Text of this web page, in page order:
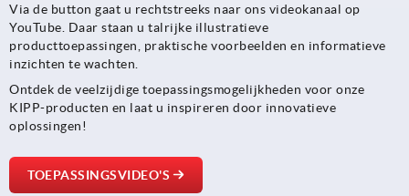
Via de button gaat u rechtstreeks naar ons videokanaal op
YouTube. Daar staan u talrijke illustratieve
producttoepassingen, praktische voorbeelden en informatieve
inzichten te wachten.
Ontdek de veelzijdige toepassingsmogelijkheden voor onze
KIPP-producten en laat u inspireren door innovatieve
oplossingen!
TOEPASSINGSVIDEO'S